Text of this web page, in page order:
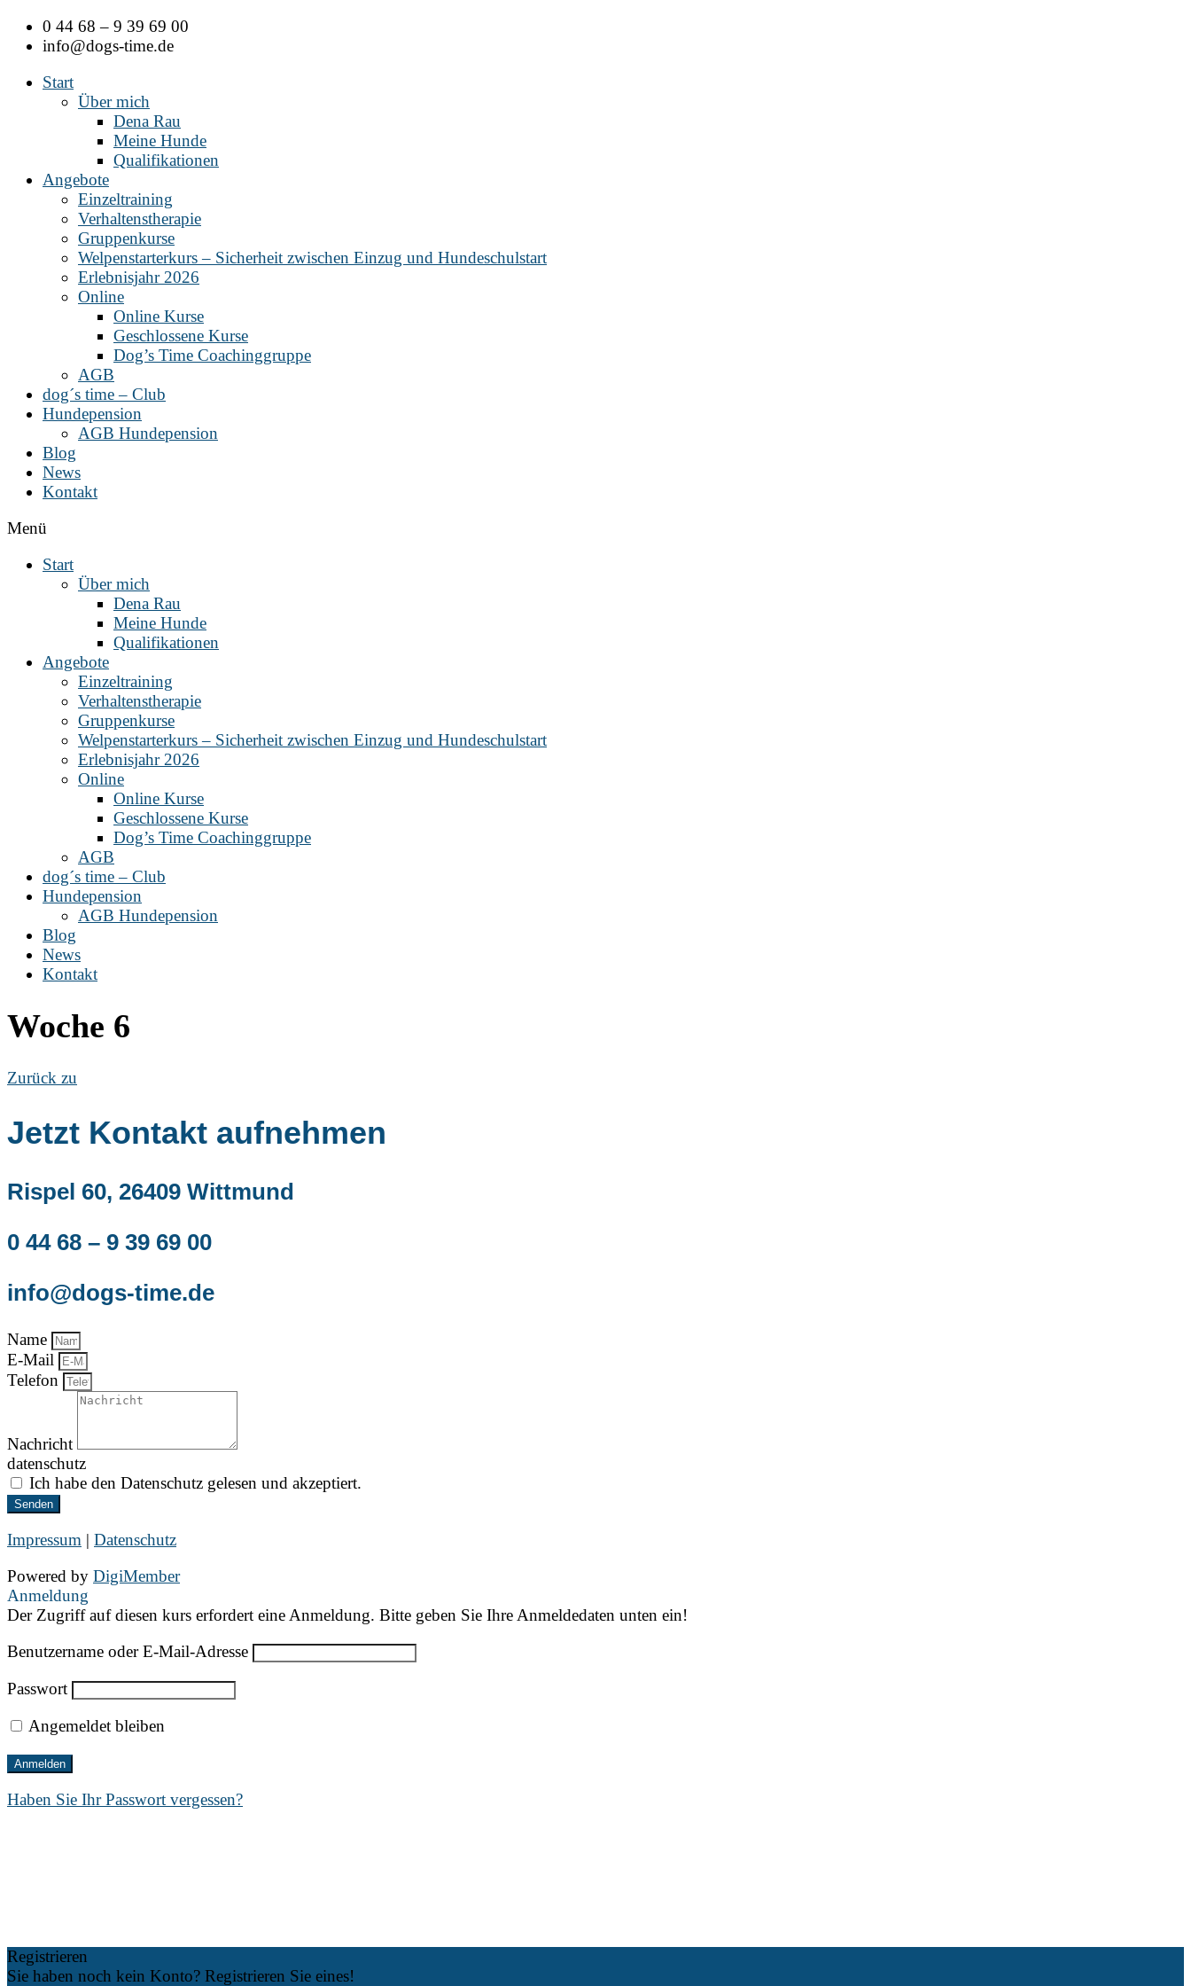
Zum
Inhalt
0 44 68 – 9 39 69 00
info@dogs-time.de
Start
Über mich
Dena Rau
Meine Hunde
Qualifikationen
Angebote
Einzeltraining
Verhaltenstherapie
Gruppenkurse
Welpenstarterkurs – Sicherheit zwischen Einzug und Hundeschulstart
Erlebnisjahr 2026
Online
Online Kurse
Geschlossene Kurse
Dog’s Time Coachinggruppe
AGB
dog´s time – Club
Hundepension
AGB Hundepension
Blog
News
Kontakt
Menü
Start
Über mich
Dena Rau
Meine Hunde
Qualifikationen
Angebote
Einzeltraining
Verhaltenstherapie
Gruppenkurse
Welpenstarterkurs – Sicherheit zwischen Einzug und Hundeschulstart
Erlebnisjahr 2026
Online
Online Kurse
Geschlossene Kurse
Dog’s Time Coachinggruppe
AGB
dog´s time – Club
Hundepension
AGB Hundepension
Blog
News
Kontakt
Woche 6
Zurück zu
Jetzt Kontakt aufnehmen
Rispel 60, 26409 Wittmund
0 44 68 – 9 39 69 00
info@dogs-time.de
Name
E-Mail
Telefon
Nachricht
datenschutz
Ich habe den Datenschutz gelesen und akzeptiert.
Senden
Impressum | Datenschutz
Powered by DigiMember
Anmeldung
Der Zugriff auf diesen kurs erfordert eine Anmeldung. Bitte geben Sie Ihre Anmeldedaten unten ein!
Benutzername oder E-Mail-Adresse
Passwort
Angemeldet bleiben
Haben Sie Ihr Passwort vergessen?
Registrieren
Sie haben noch kein Konto? Registrieren Sie eines!